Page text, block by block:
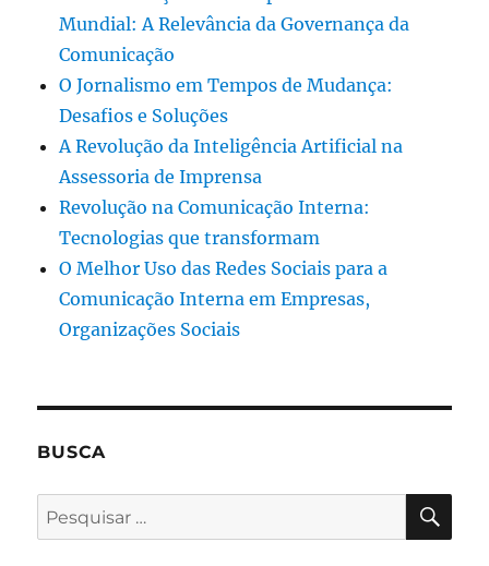
Mundial: A Relevância da Governança da
Comunicação
O Jornalismo em Tempos de Mudança:
Desafios e Soluções
A Revolução da Inteligência Artificial na
Assessoria de Imprensa
Revolução na Comunicação Interna:
Tecnologias que transformam
O Melhor Uso das Redes Sociais para a
Comunicação Interna em Empresas,
Organizações Sociais
BUSCA
Pesquisar
por: